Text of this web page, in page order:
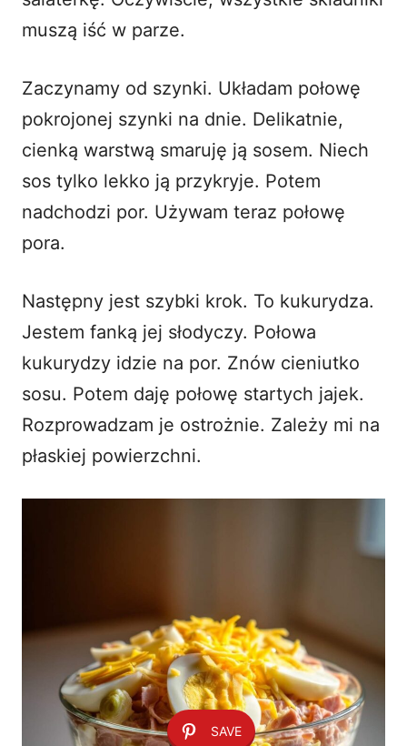
muszą iść w parze.
Zaczynamy od szynki. Układam połowę
pokrojonej szynki na dnie. Delikatnie,
cienką warstwą smaruję ją sosem. Niech
sos tylko lekko ją przykryje. Potem
nadchodzi por. Używam teraz połowę
pora.
Następny jest szybki krok. To kukurydza.
Jestem fanką jej słodyczy. Połowa
kukurydzy idzie na por. Znów cieniutko
sosu. Potem daję połowę startych jajek.
Rozprowadzam je ostrożnie. Zależy mi na
płaskiej powierzchni.
SAVE